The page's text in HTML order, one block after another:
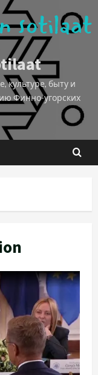
культуре, быту и
Финно-угорских